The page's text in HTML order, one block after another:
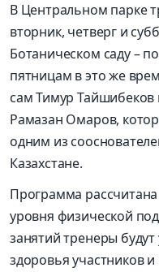
В Центральном парке
вторник, четверг и
Ботаническом саду –
пятницам в это же
сам Тимур Тайшибеков
Рамазан Омаров,
одним из
Казахстане.
Программа
уровня физической
занятий тренеры
здоровья участников